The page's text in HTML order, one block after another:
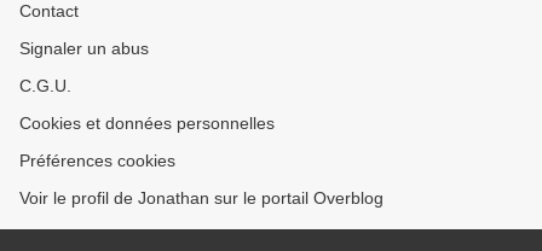
Contact
Signaler un abus
C.G.U.
Cookies et données personnelles
Préférences cookies
Voir le profil de Jonathan sur le portail Overblog